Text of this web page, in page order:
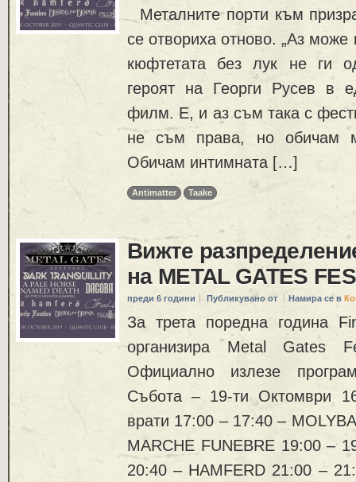
Металните порти към
се отвориха отново. „Аз
кюфтетата без лук не ги
героят на Георги Русев в
филм. Е, и аз съм така с
не съм права, но обичам
Обичам интимната […]
Antimatter Taake
Вижте
на METAL GATES
преди 6 години Публикувано от Намира се в
За трета поредна година
организира Metal Gates
Официално излезе
Събота – 19-ти Октомври
врати 17:00 – 17:40 –
MARCHE FUNEBRE 19:00 –
20:40 – HAMFERD 21:00 –